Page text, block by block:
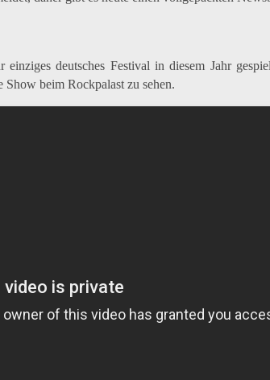
einziges deutsches Festival in diesem Jahr
beim Rockpalast zu sehen.